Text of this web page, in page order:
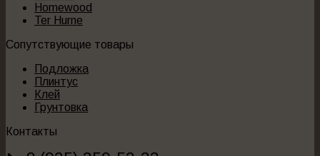
Homewood
Ter Hurne
Сопутствующие товары
Подложка
Плинтус
Клей
Грунтовка
Контакты